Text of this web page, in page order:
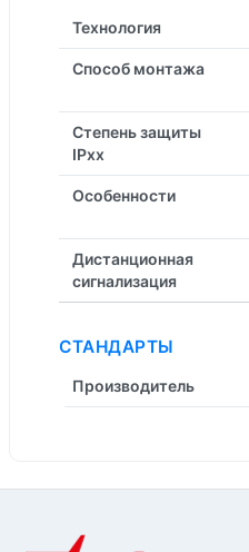
Технология
Способ монтажа
Степень защиты
IPxx
Особенности
Дистанционная
cигнализация
СТАНДАРТЫ
Производитель